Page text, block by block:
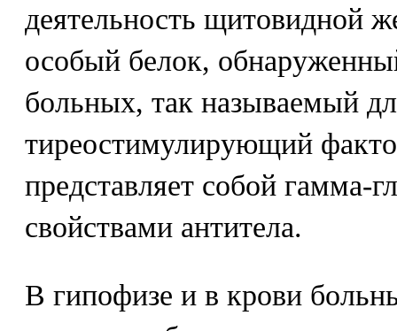
деятельность щитовидной
особый белок,
больных, так называемый
тиреостимулирующий
представляет собой гамма-
свойствами антитела.
В гипофизе и в крови